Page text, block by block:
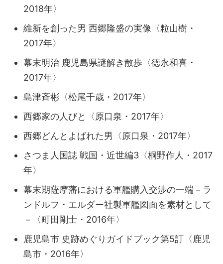
2018年〉
維新を創った男 西郷隆盛の実像〈粒山樹・
2017年〉
幕末明治 鹿児島県謎解き散歩〈徳永和喜・
2017年〉
島津斉彬〈松尾千歳・2017年〉
西郷家の人びと〈原口泉・2017年〉
西郷どんとよばれた男〈原口泉・2017年〉
さつま人国誌 戦国・近世編3〈桐野作人・2017
年〉
幕末期薩摩藩における軍艦購入交渉の一端－ラ
ンドルフ・エルダー社製軍艦図面を素材として
－〈町田剛士・2016年〉
鹿児島市 史跡めぐりガイドブック第5訂〈鹿児
島市・2016年〉